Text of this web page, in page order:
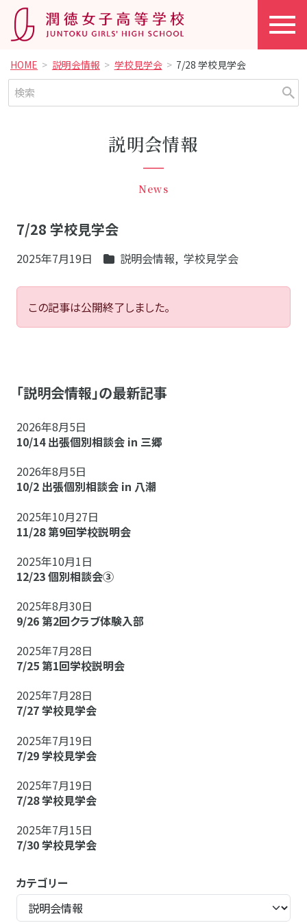
HOME 説明会情報 学校見学会 7/28 学校見学会
説明会情報
News
7/28 学校見学会
2025年7月19日 説明会情報, 学校見学会
この記事は公開終了しました。
「説明会情報」の最新記事
2026年8月5日
10/14 出張個別相談会 in 三郷
2026年8月5日
10/2 出張個別相談会 in 八潮
2025年10月27日
11/28 第9回学校説明会
2025年10月1日
12/23 個別相談会③
2025年8月30日
9/26 第2回クラブ体験入部
2025年7月28日
7/25 第1回学校説明会
2025年7月28日
7/27 学校見学会
2025年7月19日
7/29 学校見学会
2025年7月19日
7/28 学校見学会
2025年7月15日
7/30 学校見学会
カテゴリー